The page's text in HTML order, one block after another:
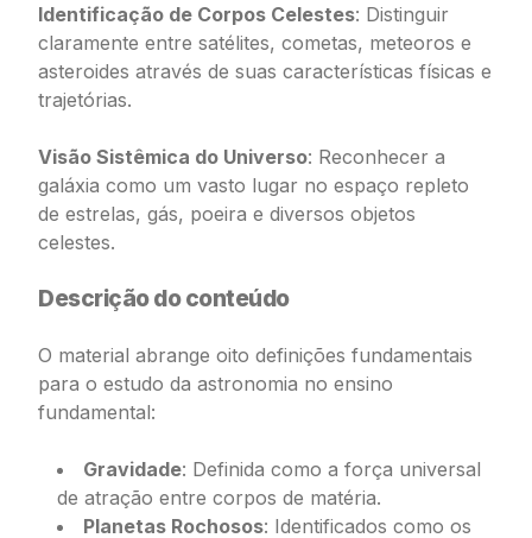
Identificação de Corpos Celestes: Distinguir
claramente entre satélites, cometas, meteoros e
asteroides através de suas características físicas e
trajetórias.
Visão Sistêmica do Universo: Reconhecer a
galáxia como um vasto lugar no espaço repleto
de estrelas, gás, poeira e diversos objetos
celestes.
Descrição do conteúdo
O material abrange oito definições fundamentais
para o estudo da astronomia no ensino
fundamental:
Gravidade: Definida como a força universal
de atração entre corpos de matéria.
Planetas Rochosos: Identificados como os